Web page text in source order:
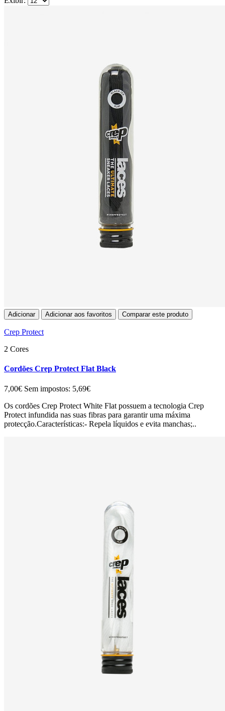
Adicionar Adicionar aos favoritos Comparar este produto
Crep Protect
2 Cores
Cordões Crep Protect Flat Black
7,00€ Sem impostos: 5,69€
Os cordões Crep Protect White Flat possuem a tecnologia Crep
Protect infundida nas suas fibras para garantir uma máxima
protecção.Características:- Repela líquidos e evita manchas;..